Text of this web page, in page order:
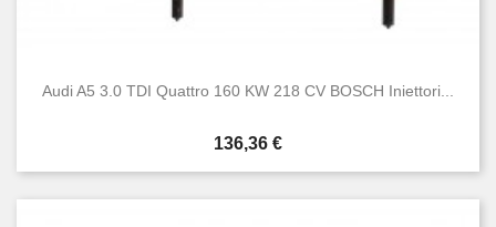
Audi A5 3.0 TDI Quattro 160 KW 218 CV BOSCH Iniettori...
Prezzo
136,36 €